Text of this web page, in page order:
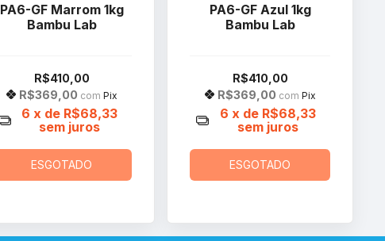
PA6-GF Marrom 1kg
Bambu Lab
R$410,00
R$369,00 com Pix
6 x de R$68,33
sem juros
ESGOTADO
PA6-GF Azul 1kg
Bambu Lab
R$410,00
R$369,00 com Pix
6 x de R$68,33
sem juros
ESGOTADO